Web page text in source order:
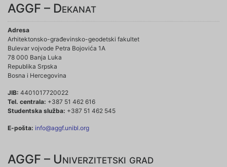
AGGF – Dekanat
Adresa
Arhitektonsko-građevinsko-geodetski fakultet
Bulevar vojvode Petra Bojovića 1A
78 000 Banja Luka
Republika Srpska
Bosna i Hercegovina
JIB: 4401017720022
Tel. centrala: +387 51 462 616
Studentska služba: +387 51 462 545
E-pošta: info@aggf.unibl.org
AGGF – Univerzitetski grad